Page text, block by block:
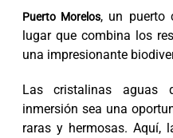
Puerto Morelos, un puerto
lugar que combina los
una impresionante
Las cristalinas aguas
inmersión sea una
raras y hermosas. Aquí,